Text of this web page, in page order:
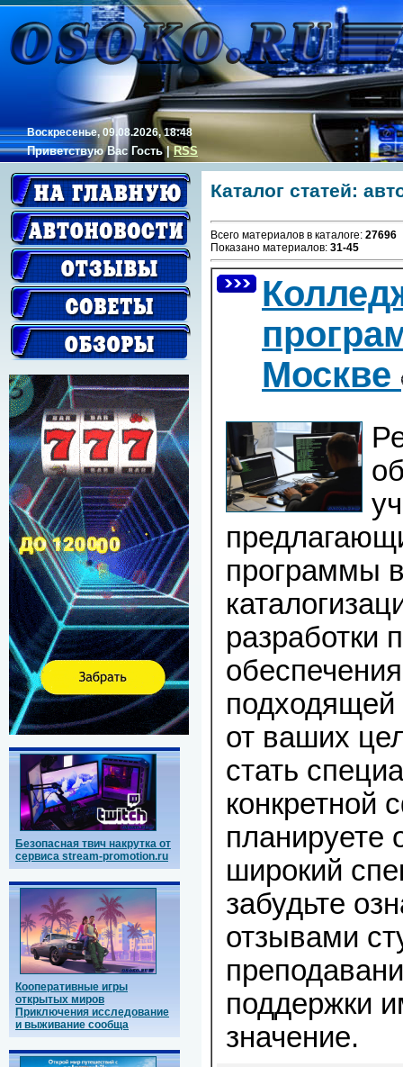
Воскресенье, 09.08.2026, 18:48
Приветствую Вас Гость|RSS
Безопасная твич накрутка от
сервиса stream-promotion.ru
Кооперативные игры
открытых миров
Приключения исследование
и выживание сообща
Каталог статей:
Всего материалов в каталоге: 27696
Показано материалов: 31-45
Москве
программы
разработки
подходящей
от ваших
стать
конкретной
планируете
широкий
забудьте
отзывами
поддержки
значение.